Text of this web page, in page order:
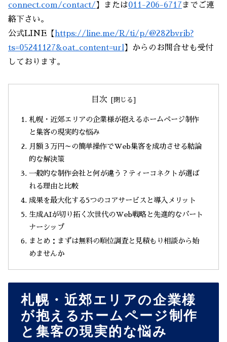
connect.com/contact/ 】または011-206-6717までご連
絡下さい。
公式LINE【 https://line.me/R/ti/p/@282bvrib?
ts=05241127&oat_content=url 】からのお問合せも受付
しております。
目次
札幌・近郊エリアの企業様が抱えるホームページ制作
と集客の現実的な悩み
月額３万円～の簡単操作でWeb集客を成功させる結論
的な解決策
一般的な制作会社と何が違う？ティーコネクトが選ば
れる理由と比較
成果を最大化する5つのコアサービスと導入メリット
生成AIが切り拓く次世代のWeb戦略と先進的なパート
ナーシップ
まとめ：まずは無料の順位調査と見積もり相談から始
めませんか
札幌・近郊エリアの企業様
が抱えるホームページ制作
と集客の現実的な悩み